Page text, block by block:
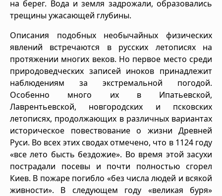
на берег. Вода и земля задрожали, образовались
трещины ужасающей глубины.
Описания подобных необычайных физических
явлений встречаются в русских летописях на
протяжении многих веков. Но первое место среди
природоведческих записей иноков принадлежит
наблюдениям за экстремальной погодой.
Особенно много их в Ипатьевской,
Лаврентьевской, новгородских и псковских
летописях, продолжающих в различных вариантах
историческое повествование о жизни Древней
Руси. Во всех этих сводах отмечено, что в 1124 году
«все лето бысть бездожие». Во время этой засухи
пострадали посевы и почти полностью сгорел
Киев. В пожаре погибло «без числа людей и всякой
живности». В следующем году «великая буря»